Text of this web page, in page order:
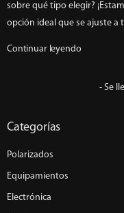
sobre qué tipo elegir?
opción ideal que se ajuste a
Continuar leyendo
- Se
Categorías
Polarizados
Equipamientos
Electrónica